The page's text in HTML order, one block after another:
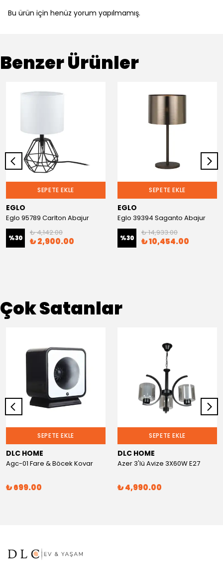
Bu ürün için henüz yorum yapılmamış.
Benzer Ürünler
SEPETE EKLE
EGLO
Eglo 95789 Carlton Abajur
%30
₺ 4,142.00
₺ 2,900.00
SEPETE EKLE
EGLO
Eglo 39394 Saganto Abajur
%30
₺ 14,933.00
₺ 10,454.00
Çok Satanlar
SEPETE EKLE
DLC HOME
Agc-01 Fare & Böcek Kovar
₺ 699.00
SEPETE EKLE
DLC HOME
Azer 3'lü Avize 3X60W E27
₺ 4,990.00